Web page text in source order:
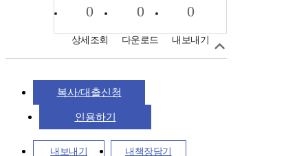
0
상세조회
0
다운로드
0
내보내기
복사/대출신청
인용하기
내보내기 내책장담기